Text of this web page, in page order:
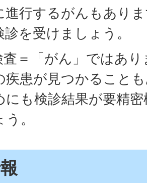
進行するがんもあり
を受けましょう。
＝「がん」ではあ
疾患が見つかること
にも検診結果が要精
。